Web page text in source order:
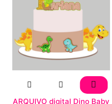
ARQUIVO digital Dino Baby